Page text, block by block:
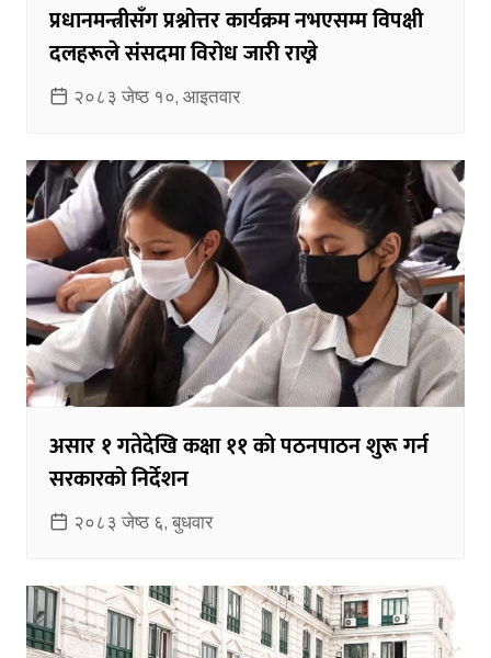
प्रधानमन्त्रीसँग प्रश्नोत्तर कार्यक्रम नभएसम्म विपक्षी
दलहरूले संसदमा विरोध जारी राख्ने
२०८३ जेष्ठ १०, आइतवार
असार १ गतेदेखि कक्षा ११ को पठनपाठन शुरू गर्न
सरकारको निर्देशन
२०८३ जेष्ठ ६, बुधवार